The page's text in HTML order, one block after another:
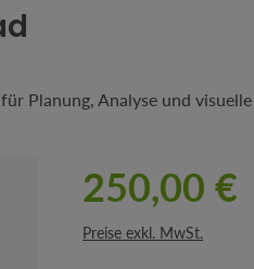
Planung, Analyse und
250,00 €
Preise exkl. MwSt.